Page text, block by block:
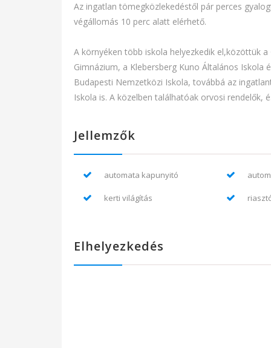
Az ingatlan tömegközlekedéstől pár perces
végállomás 10 perc alatt elérhető.
A környéken több iskola helyezkedik el,közöttük
Gimnázium, a Klebersberg Kuno Általános Iskola
Budapesti Nemzetközi Iskola, továbbá az
Iskola is. A közelben találhatóak orvosi rendelők,
Jellemzők
automata kapunyitó
kerti világítás
Elhelyezkedés